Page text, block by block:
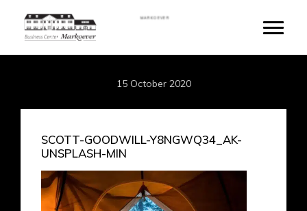
to
main
MARKOEVER
15 October 2020
SCOTT-GOODWILL-Y8NGWQ34_AK-
UNSPLASH-MIN